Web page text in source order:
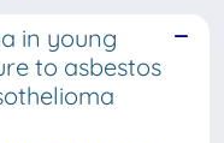
in young
to asbestos